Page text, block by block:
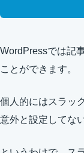
WordPressでは記
ことができます。
個人的にはスラッ
意外と設定してな